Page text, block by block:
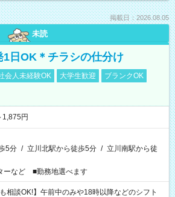
掲載日：2026.08.05
未読
1日OK＊チラシの仕分け
会人未経験OK 大学生歓迎
ブランクOK
1,875円
5分 / 立川北駅から徒歩5分 / 立川南駅から徒
ーなど ■勤務地選べます
相談OK!】午前中のみや18時以降などのシフト